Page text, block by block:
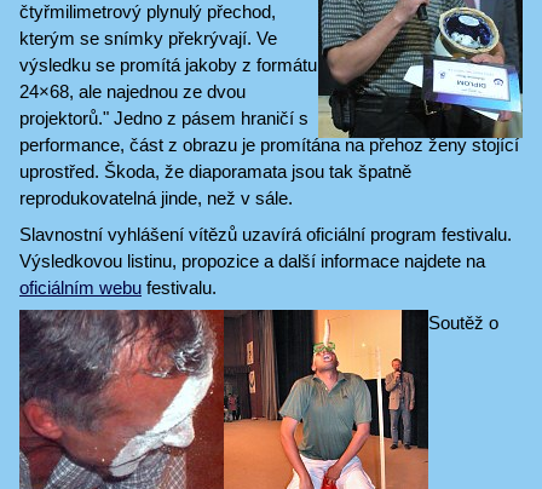
čtyřmilimetrový plynulý přechod,
kterým se snímky překrývají. Ve
výsledku se promítá jakoby z formátu
24×68, ale najednou ze dvou
projektorů." Jedno z pásem hraničí s
performance, část z obrazu je promítána na přehoz ženy stojící
uprostřed. Škoda, že diaporamata jsou tak špatně
reprodukovatelná jinde, než v sále.
Slavnostní vyhlášení vítězů uzavírá oficiální program festivalu.
Výsledkovou listinu, propozice a další informace najdete na
oficiálním webu festivalu.
Soutěž o